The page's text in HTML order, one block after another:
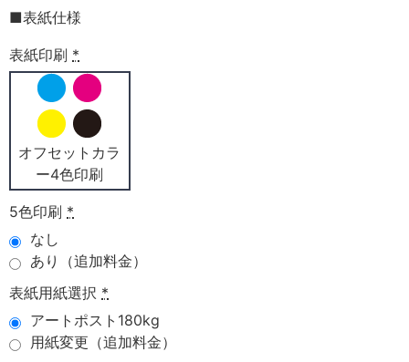
■表紙仕様
表紙印刷 *
オフセットカラ
ー4色印刷
5色印刷 *
なし
あり（追加料金）
表紙用紙選択 *
アートポスト180kg
用紙変更（追加料金）